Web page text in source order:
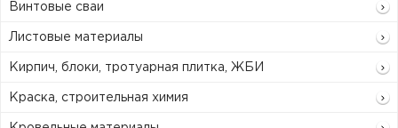
Винтовые сваи
Листовые материалы
Кирпич, блоки, тротуарная плитка, ЖБИ
Краска, строительная химия